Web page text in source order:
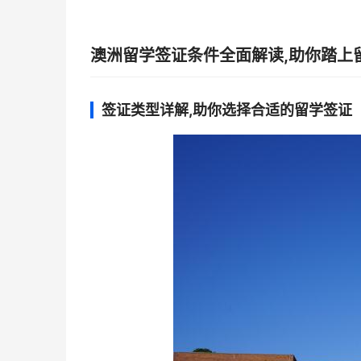
澳洲留学签证条件全面解读,助你踏上
签证类型详解,助你选择合适的留学签证